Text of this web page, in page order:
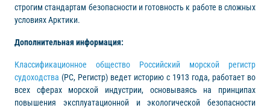
строгим стандартам безопасности и готовность к работе в сложных
условиях Арктики.
Дополнительная информация:
Классификационное общество Российский морской регистр
судоходства (РС, Регистр) ведет историю с 1913 года, работает во
всех сферах морской индустрии, основываясь на принципах
повышения эксплуатационной и экологической безопасности